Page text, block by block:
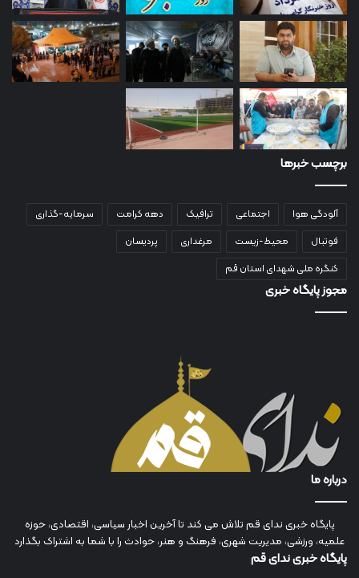
برچسب خبرها
آلودگی هوا اجتماعی ترافیک دهه کرامت
سرمایه-گذاری
فوتبال
محیط-زیست مرغداری
پردیسان
کنگره ملی شهدای استان قم
مجوز پایگاه خبری
درباره ما
پایگاه خبری ندای قم تلاش می کند تا آخرین اخبار سیاسی، اقتصادی، حوزه
علمیه، ورزشی، مدیریت شهری، فرهنگ و هنر، حوادث را با شما به اشتراک بگذارد
پایگاه خبری ندای قم